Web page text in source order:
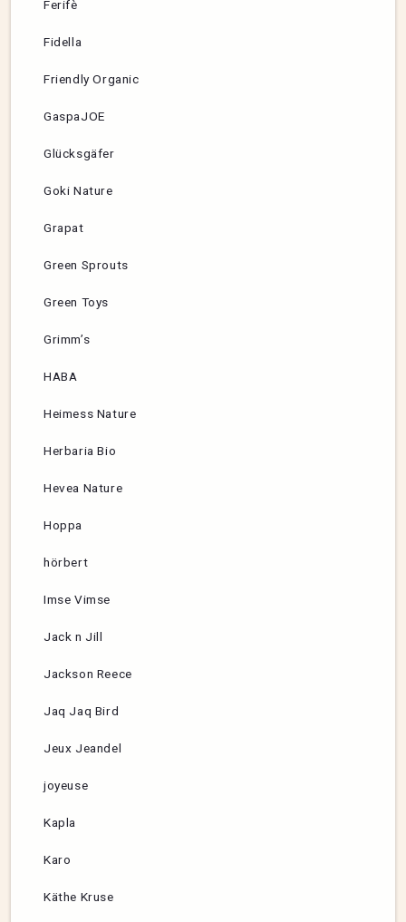
Ferifè
Fidella
Friendly Organic
GaspaJOE
Glücksgäfer
Goki Nature
Grapat
Green Sprouts
Green Toys
Grimm’s
HABA
Heimess Nature
Herbaria Bio
Hevea Nature
Hoppa
hörbert
Imse Vimse
Jack n Jill
Jackson Reece
Jaq Jaq Bird
Jeux Jeandel
joyeuse
Kapla
Karo
Käthe Kruse